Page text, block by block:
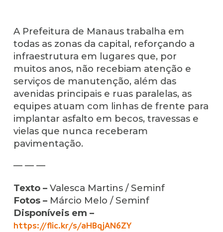
A Prefeitura de Manaus trabalha em
todas as zonas da capital, reforçando a
infraestrutura em lugares que, por
muitos anos, não recebiam atenção e
serviços de manutenção, além das
avenidas principais e ruas paralelas, as
equipes atuam com linhas de frente para
implantar asfalto em becos, travessas e
vielas que nunca receberam
pavimentação.
— — —
Texto –Valesca Martins / Seminf
Fotos – Márcio Melo / Seminf
Disponíveis em –
https://flic.kr/s/aHBqjAN6ZY